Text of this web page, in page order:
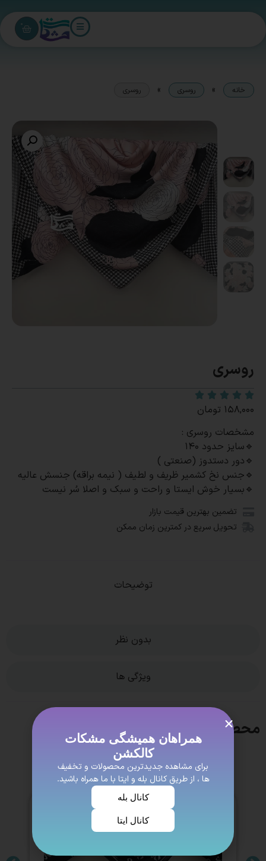
0
خانه » روسری » روسری
روسری
۱۵۸,۰۰۰ تومان
مشخصات روسری :
🔹سایز حدود 140
🔹دور دستدوز (صنعتی )
🔹جنس نخ کشمیر ظریف و لطیف ( نیمه براقه) جنسش عالیه
🔹بسیار خوش ایستا و راحت و سبک و اصلا سُر نیست
تضمین بهترین قیمت بازار
تحویل سریع در کمترین زمان ممکن
توضیحات
بدون نظر
ویژگی ها
محصولات مشابههمراهان همیشگی مشکات
کالکشن
برای مشاهده جدیدترین محصولات و تخفیف
ها ، از طریق کانال بله و ایتا با ما همراه باشید.
کانال بله
کانال ایتا